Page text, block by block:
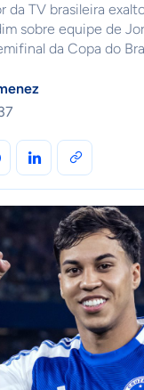
da TV brasileira
sobre equipe de
da Copa do